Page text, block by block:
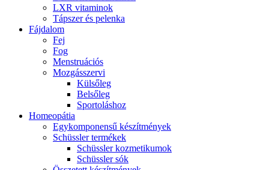
LXR vitaminok
Tápszer és pelenka
Fájdalom
Fej
Fog
Menstruációs
Mozgásszervi
Külsőleg
Belsőleg
Sportoláshoz
Homeopátia
Egykomponensű készítmények
Schüssler termékek
Schüssler kozmetikumok
Schüssler sók